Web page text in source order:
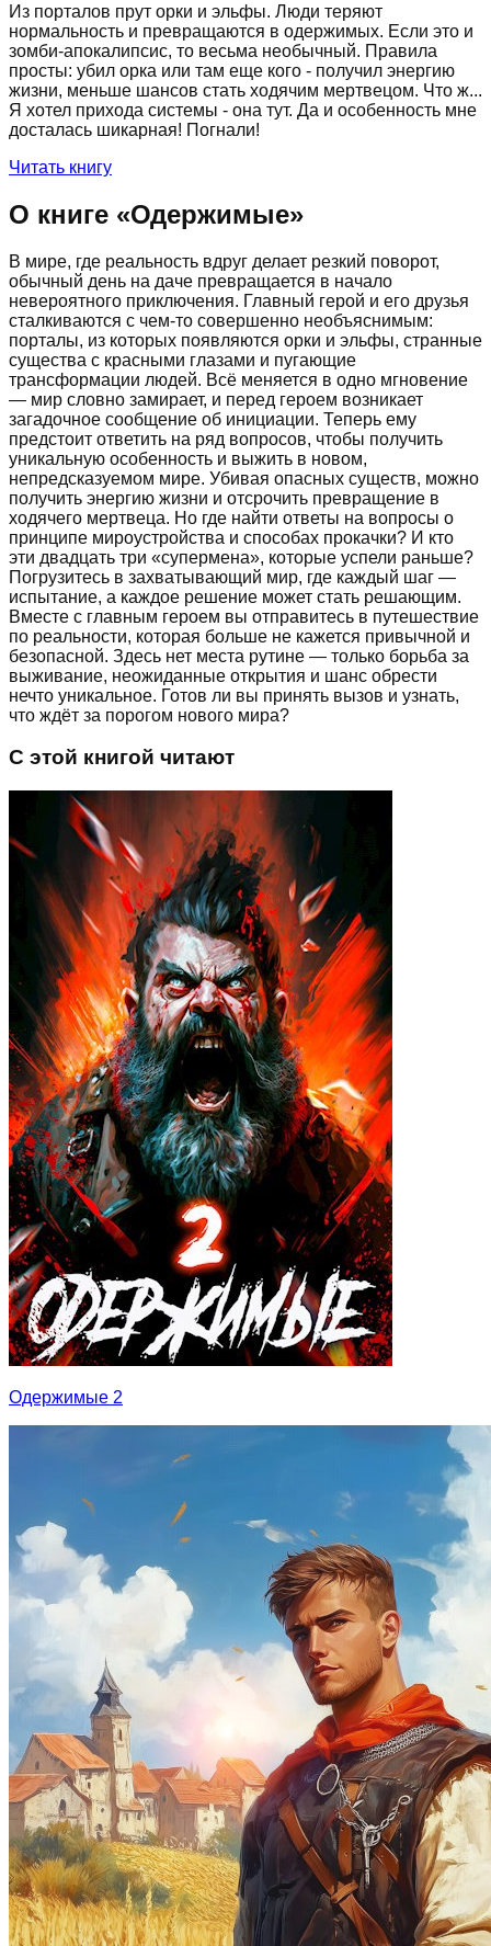
Из порталов прут орки и эльфы. Люди теряют
нормальность и превращаются в одержимых. Если это и
зомби-апокалипсис, то весьма необычный. Правила
просты: убил орка или там еще кого - получил энергию
жизни, меньше шансов стать ходячим мертвецом. Что ж...
Я хотел прихода системы - она тут. Да и особенность мне
досталась шикарная! Погнали!
Читать книгу
О книге «Одержимые»
В мире, где реальность вдруг делает резкий поворот,
обычный день на даче превращается в начало
невероятного приключения. Главный герой и его друзья
сталкиваются с чем-то совершенно необъяснимым:
порталы, из которых появляются орки и эльфы, странные
существа с красными глазами и пугающие
трансформации людей. Всё меняется в одно мгновение
— мир словно замирает, и перед героем возникает
загадочное сообщение об инициации. Теперь ему
предстоит ответить на ряд вопросов, чтобы получить
уникальную особенность и выжить в новом,
непредсказуемом мире. Убивая опасных существ, можно
получить энергию жизни и отсрочить превращение в
ходячего мертвеца. Но где найти ответы на вопросы о
принципе мироустройства и способах прокачки? И кто
эти двадцать три «супермена», которые успели раньше?
Погрузитесь в захватывающий мир, где каждый шаг —
испытание, а каждое решение может стать решающим.
Вместе с главным героем вы отправитесь в путешествие
по реальности, которая больше не кажется привычной и
безопасной. Здесь нет места рутине — только борьба за
выживание, неожиданные открытия и шанс обрести
нечто уникальное. Готов ли вы принять вызов и узнать,
что ждёт за порогом нового мира?
С этой книгой читают
Одержимые 2